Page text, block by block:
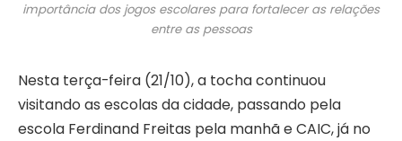
importância dos jogos escolares para fortalecer as relações
entre as pessoas
Nesta terça-feira (21/10), a tocha continuou
visitando as escolas da cidade, passando pela
escola Ferdinand Freitas pela manhã e CAIC, já no